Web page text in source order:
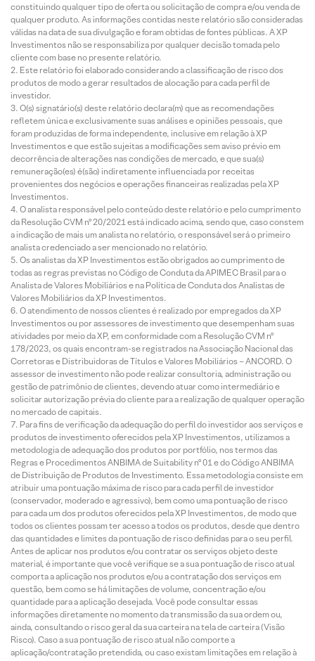
constituindo qualquer tipo de oferta ou solicitação de compra e/ou venda de
qualquer produto. As informações contidas neste relatório são consideradas
válidas na data de sua divulgação e foram obtidas de fontes públicas. A XP
Investimentos não se responsabiliza por qualquer decisão tomada pelo
cliente com base no presente relatório.
Este relatório foi elaborado considerando a classificação de risco dos
produtos de modo a gerar resultados de alocação para cada perfil de
investidor.
O(s) signatário(s) deste relatório declara(m) que as recomendações
refletem única e exclusivamente suas análises e opiniões pessoais, que
foram produzidas de forma independente, inclusive em relação à XP
Investimentos e que estão sujeitas a modificações sem aviso prévio em
decorrência de alterações nas condições de mercado, e que sua(s)
remuneração(es) é(são) indiretamente influenciada por receitas
provenientes dos negócios e operações financeiras realizadas pela XP
Investimentos.
O analista responsável pelo conteúdo deste relatório e pelo cumprimento
da Resolução CVM nº 20/2021 está indicado acima, sendo que, caso constem
a indicação de mais um analista no relatório, o responsável será o primeiro
analista credenciado a ser mencionado no relatório.
Os analistas da XP Investimentos estão obrigados ao cumprimento de
todas as regras previstas no Código de Conduta da APIMEC Brasil para o
Analista de Valores Mobiliários e na Política de Conduta dos Analistas de
Valores Mobiliários da XP Investimentos.
O atendimento de nossos clientes é realizado por empregados da XP
Investimentos ou por assessores de investimento que desempenham suas
atividades por meio da XP, em conformidade com a Resolução CVM nº
178/2023, os quais encontram-se registrados na Associação Nacional das
Corretoras e Distribuidoras de Títulos e Valores Mobiliários – ANCORD. O
assessor de investimento não pode realizar consultoria, administração ou
gestão de patrimônio de clientes, devendo atuar como intermediário e
solicitar autorização prévia do cliente para a realização de qualquer operação
no mercado de capitais.
Para fins de verificação da adequação do perfil do investidor aos serviços e
produtos de investimento oferecidos pela XP Investimentos, utilizamos a
metodologia de adequação dos produtos por portfólio, nos termos das
Regras e Procedimentos ANBIMA de Suitability nº 01 e do Código ANBIMA
de Distribuição de Produtos de Investimento. Essa metodologia consiste em
atribuir uma pontuação máxima de risco para cada perfil de investidor
(conservador, moderado e agressivo), bem como uma pontuação de risco
para cada um dos produtos oferecidos pela XP Investimentos, de modo que
todos os clientes possam ter acesso a todos os produtos, desde que dentro
das quantidades e limites da pontuação de risco definidas para o seu perfil.
Antes de aplicar nos produtos e/ou contratar os serviços objeto deste
material, é importante que você verifique se a sua pontuação de risco atual
comporta a aplicação nos produtos e/ou a contratação dos serviços em
questão, bem como se há limitações de volume, concentração e/ou
quantidade para a aplicação desejada. Você pode consultar essas
informações diretamente no momento da transmissão da sua ordem ou,
ainda, consultando o risco geral da sua carteira na tela de carteira (Visão
Risco). Caso a sua pontuação de risco atual não comporte a
aplicação/contratação pretendida, ou caso existam limitações em relação à